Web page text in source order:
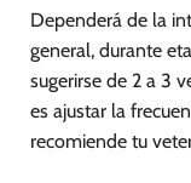
Dependerá de la
general, durante
sugerirse de 2 a 3
es ajustar la
recomiende tu